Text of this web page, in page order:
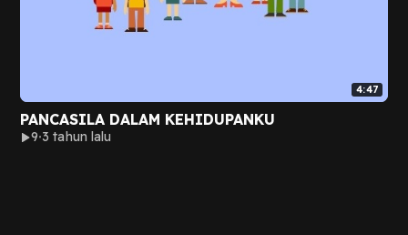
4:47
PANCASILA DALAM KEHIDUPANKU
9 3 tahun lalu